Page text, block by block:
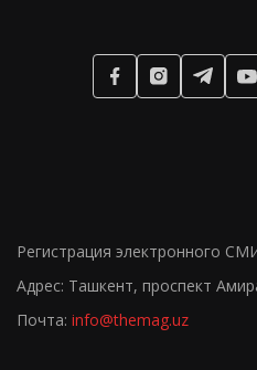
Регистрация электронного
Адрес: Ташкент, проспект
Почта: info@themag.uz